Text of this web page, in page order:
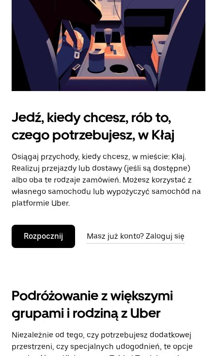
Jedź, kiedy chcesz, rób to,
czego potrzebujesz, w Kłaj
Osiągaj przychody, kiedy chcesz, w mieście: Kłaj.
Realizuj przejazdy lub dostawy (jeśli są dostępne)
albo oba te rodzaje zamówień. Możesz korzystać z
własnego samochodu lub wypożyczyć samochód na
platformie Uber.
Rozpocznij Masz już konto? Zaloguj się
Podróżowanie z większymi
grupami i rodziną z Uber
Niezależnie od tego, czy potrzebujesz dodatkowej
przestrzeni, czy specjalnych udogodnień, te opcje